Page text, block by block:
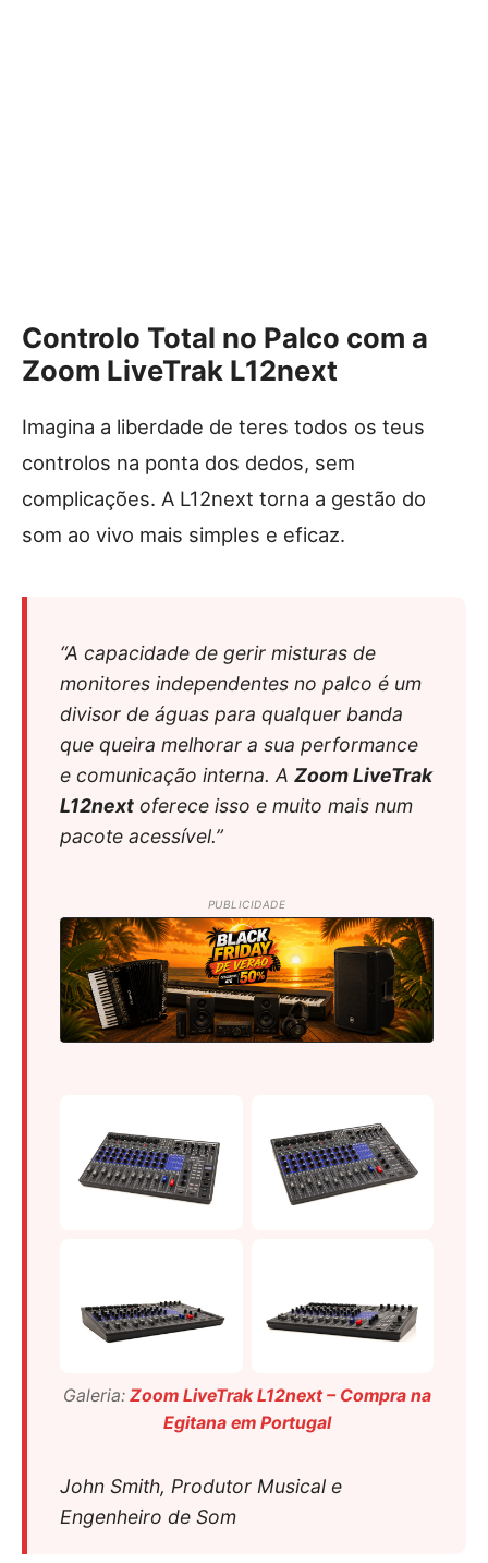
Controlo Total no Palco com a
Zoom LiveTrak L12next
Imagina a liberdade de teres todos os teus
controlos na ponta dos dedos, sem
complicações. A L12next torna a gestão do
som ao vivo mais simples e eficaz.
“A capacidade de gerir misturas de
monitores independentes no palco é um
divisor de águas para qualquer banda
que queira melhorar a sua performance
e comunicação interna. A Zoom LiveTrak
L12next oferece isso e muito mais num
pacote acessível.”
PUBLICIDADE
Galeria: Zoom LiveTrak L12next – Compra na
Egitana em Portugal
John Smith, Produtor Musical e
Engenheiro de Som